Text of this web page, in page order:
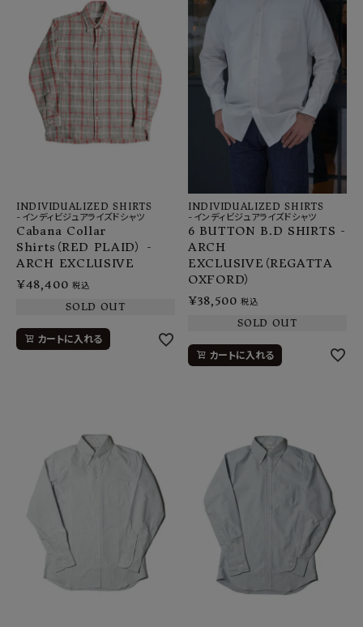
INDIVIDUALIZED SHIRTS
-インディビジュアライズドシャツ
Cabana Collar
Shirts（RED PLAID） -
ARCH EXCLUSIVE
¥48,400 税込
SOLD OUT
カートに入れる
INDIVIDUALIZED SHIRTS
-インディビジュアライズドシャツ
6 BUTTON B.D SHIRTS -
ARCH
EXCLUSIVE（REGATTA
OXFORD）
¥38,500 税込
SOLD OUT
カートに入れる